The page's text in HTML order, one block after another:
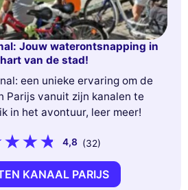
Jouw waterontsnapping in
van de stad!
een unieke ervaring om de
Parijs vanuit zijn kanalen te
in het avontuur, leer meer!
4,8 (32)
KANAAL PARIJS